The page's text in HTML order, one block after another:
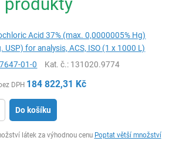
Acid 37% (max. 0,0000005% Hg)
USP) for analysis, ACS, ISO (1 x 1000 L)
7647-01-0 Kat. č.: 131020.9774
DPH 184 822,31 Kč
Do košíku
látek za výhodnou cenu Poptat větší množství